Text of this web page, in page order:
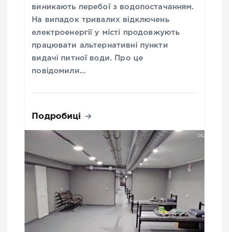
виникають перебої з водопостачанням.
На випадок тривалих відключень
електроенергії у місті продовжують
працювати альтернативні пункти
видачі питної води. Про це
повідомили…
Подробиці